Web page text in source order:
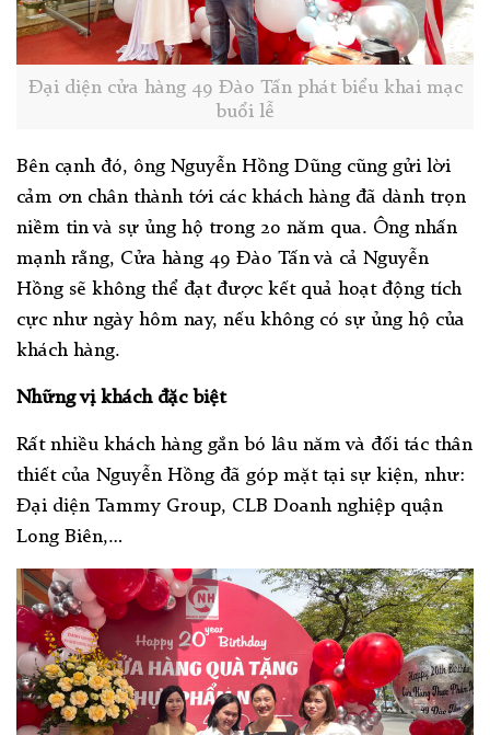
Đại diện cửa hàng 49 Đào Tấn phát biểu khai mạc
buổi lễ
Bên cạnh đó, ông Nguyễn Hồng Dũng cũng gửi lời
cảm ơn chân thành tới các khách hàng đã dành trọn
niềm tin và sự ủng hộ trong 20 năm qua. Ông nhấn
mạnh rằng, Cửa hàng 49 Đào Tấn và cả Nguyễn
Hồng sẽ không thể đạt được kết quả hoạt động tích
cực như ngày hôm nay, nếu không có sự ủng hộ của
khách hàng.
Những vị khách đặc biệt
Rất nhiều khách hàng gắn bó lâu năm và đối tác thân
thiết của Nguyễn Hồng đã góp mặt tại sự kiện, như:
Đại diện Tammy Group, CLB Doanh nghiệp quận
Long Biên,…